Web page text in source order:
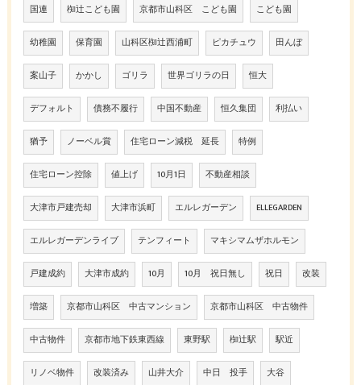
国連 椥辻こども園 京都市山科区 こども園 こども園
幼稚園 保育園 山科区椥辻西浦町 ピカチュウ 田んぼ
案山子 かかし ゴリラ 世界ゴリラの日 恒大
デフォルト 債務不履行 中国不動産 恒久集団 利払い
猶予 ノーベル賞 住宅ローン減税 延長 特例
住宅ローン控除 値上げ 10月1日 不動産相談
大津市戸建売却 大津市浜町 エルレガーデン ELLEGARDEN
エルレガーデンライブ テンフィート マキシマムザホルモン
戸建成約 大津市成約 10月 10月 祝日無し 祝日 改装
増築 京都市山科区 中古マンション 京都市山科区 中古物件
中古物件 京都市地下鉄東西線 東野駅 椥辻駅 駅近
リノベ物件 改装済み 山井大介 中日 投手 大谷